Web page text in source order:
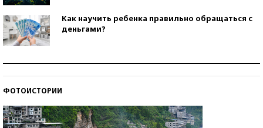
Как научить ребенка правильно обращаться с
деньгами?
ФОТОИСТОРИИ